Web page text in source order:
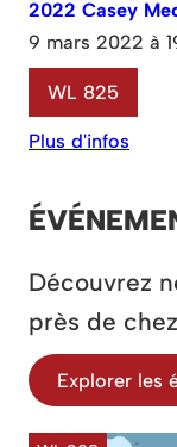
2022 Casey
9 mars 2022 à
WL 825
Plus d'infos
Découvrez
près de
Explorer les